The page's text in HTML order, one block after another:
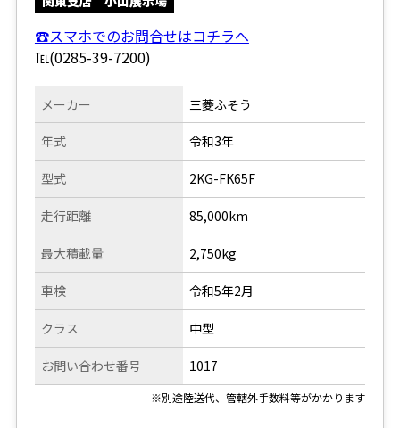
☎スマホでのお問合せはコチラへ
℡(0285-39-7200)
メーカー
年式
型式
走行距離
三菱ふそう
令和3年
2KG-FK65F
85,000km
最大積載量
車検
クラス
お問い合わせ番号
2,750kg
令和5年2月
中型
1017
※別途陸送代、管轄外手数料等がかかります